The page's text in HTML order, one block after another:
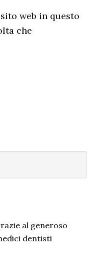
web in questo
che
al generoso
dentisti